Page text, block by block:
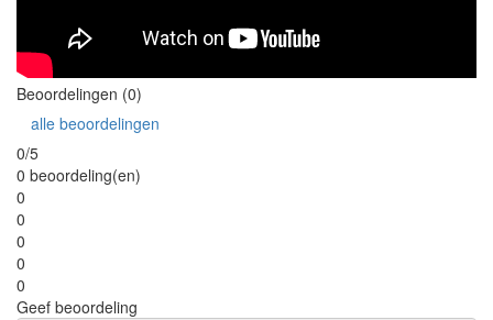
Beoordelingen (0)
alle beoordelingen
0/5
0 beoordeling(en)
0
0
0
0
0
Geef beoordeling